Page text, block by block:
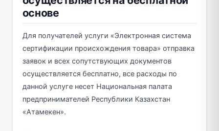
основе
Для получателей услуги «Электронная система
сертификации происхождения товара» отправка
заявок и всех сопутствующих документов
осуществляется бесплатно, все расходы по
данной услуге несет Национальная палата
предпринимателей Республики Казахстан
«Атамекен».